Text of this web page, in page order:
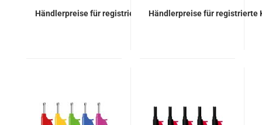
Händlerpreise für registrierte KundenHändlerpreise für registrierte